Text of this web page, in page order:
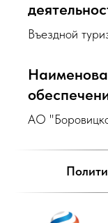
Въездной
АО